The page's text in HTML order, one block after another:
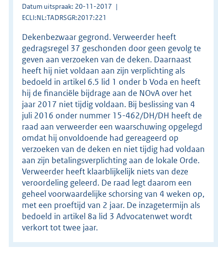
Datum uitspraak: 20-11-2017
ECLI:NL:TADRSGR:2017:221
Dekenbezwaar gegrond. Verweerder heeft
gedragsregel 37 geschonden door geen gevolg te
geven aan verzoeken van de deken. Daarnaast
heeft hij niet voldaan aan zijn verplichting als
bedoeld in artikel 6.5 lid 1 onder b Voda en heeft
hij de financiële bijdrage aan de NOvA over het
jaar 2017 niet tijdig voldaan. Bij beslissing van 4
juli 2016 onder nummer 15-462/DH/DH heeft de
raad aan verweerder een waarschuwing opgelegd
omdat hij onvoldoende had gereageerd op
verzoeken van de deken en niet tijdig had voldaan
aan zijn betalingsverplichting aan de lokale Orde.
Verweerder heeft klaarblijkelijk niets van deze
veroordeling geleerd. De raad legt daarom een
geheel voorwaardelijke schorsing van 4 weken op,
met een proeftijd van 2 jaar. De inzagetermijn als
bedoeld in artikel 8a lid 3 Advocatenwet wordt
verkort tot twee jaar.